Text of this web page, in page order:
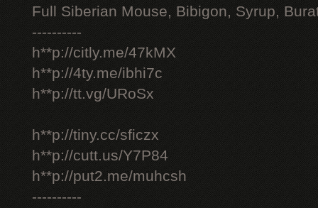
Full Siberian Mouse, Bibigon, Syrup,
----------
h**p://citly.me/47kMX
h**p://4ty.me/ibhi7c
h**p://tt.vg/URoSx
h**p://tiny.cc/sficzx
h**p://cutt.us/Y7P84
h**p://put2.me/muhcsh
----------